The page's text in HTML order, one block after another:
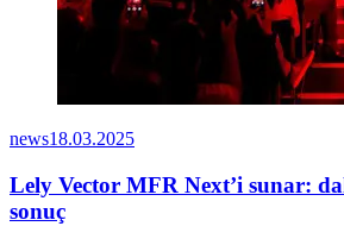
news18.03.2025
Lely Vector MFR Next’i sunar:
sonuç